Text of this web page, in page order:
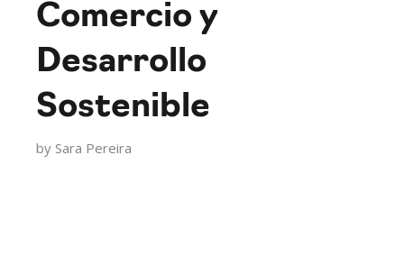
Comercio y
Desarrollo
Sostenible
by Sara Pereira